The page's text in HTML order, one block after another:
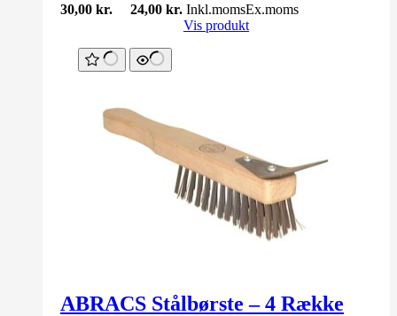
30,00 kr. 24,00 kr. Inkl.momsEx.moms
Vis produkt
ABRACS Stålbørste – 4 Række